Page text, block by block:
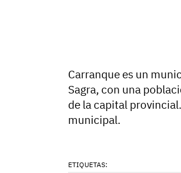
Carranque es un
Sagra, con una
de la capital
municipal.
ETIQUETAS: